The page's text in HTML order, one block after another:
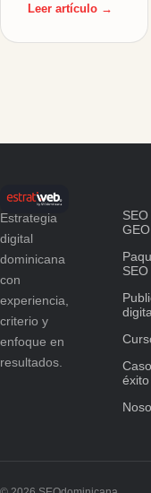
Leer artículo →
Estrategia
digital
dominicana
con
experiencia,
criterio y
enfoque en
resultados.
SEO
GEO
SEO
éxito